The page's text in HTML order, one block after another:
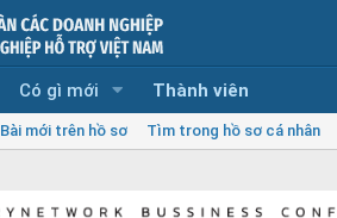
Có gì mới Thành viên
Bài mới trên hồ sơ Tìm trong hồ sơ cá nhân